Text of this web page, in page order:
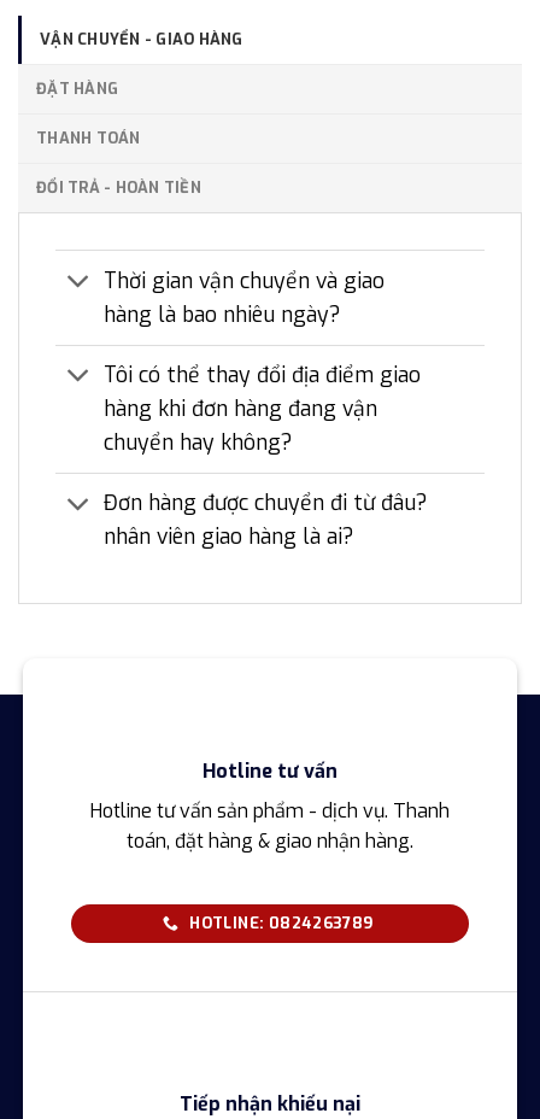
VẬN CHUYỂN - GIAO HÀNG
ĐẶT HÀNG
THANH TOÁN
ĐỔI TRẢ - HOÀN TIỀN
Thời gian vận chuyển và giao
hàng là bao nhiêu ngày?
Tôi có thể thay đổi địa điểm giao
hàng khi đơn hàng đang vận
chuyển hay không?
Đơn hàng được chuyển đi từ đâu?
nhân viên giao hàng là ai?
Hotline tư vấn
Hotline tư vấn sản phẩm - dịch vụ. Thanh
toán, đặt hàng & giao nhận hàng.
HOTLINE: 0824263789
Tiếp nhận khiếu nại